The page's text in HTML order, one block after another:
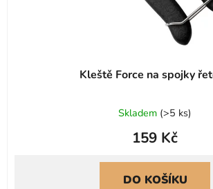
Kleště Force na spojky
Skladem (>5 ks)
159 Kč
DO KOŠÍKU